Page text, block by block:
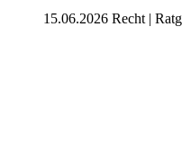
15.06.2026 Recht |